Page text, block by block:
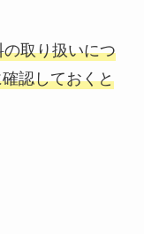
取り扱いにつ
認しておくと